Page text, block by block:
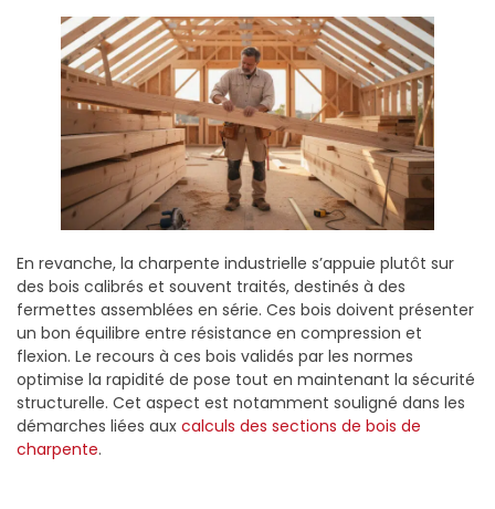
En revanche, la charpente industrielle s’appuie plutôt sur
des bois calibrés et souvent traités, destinés à des
fermettes assemblées en série. Ces bois doivent présenter
un bon équilibre entre résistance en compression et
flexion. Le recours à ces bois validés par les normes
optimise la rapidité de pose tout en maintenant la sécurité
structurelle. Cet aspect est notamment souligné dans les
démarches liées aux calculs des sections de bois de
charpente.